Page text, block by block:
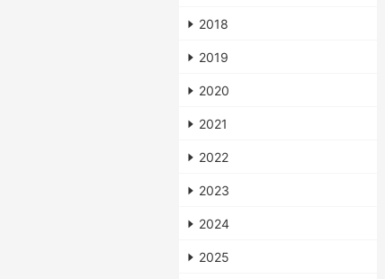
2018
2019
2020
2021
2022
2023
2024
2025